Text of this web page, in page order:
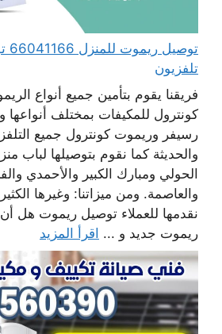
تلفزيون
فريقنا يقوم بتأمين جميع أنواع
كونترول للمكيفات بمختلف أنواعها
رسيفر وريموت كونترول جميع
والحديثة كما نقوم بتوصيلها لباب
الحولي ومبارك الكبير والأحمدي
والعاصمة. ومن ميزاتنا: وغيرها
نقدمها للعملاء توصيل ريموت هل
ريموت جديد و ... اقرأ المزيد